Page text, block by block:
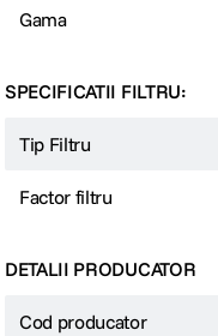
Gama
SPECIFICATII FILTRU:
Tip Filtru
Factor filtru
DETALII PRODUCATOR
Cod producator